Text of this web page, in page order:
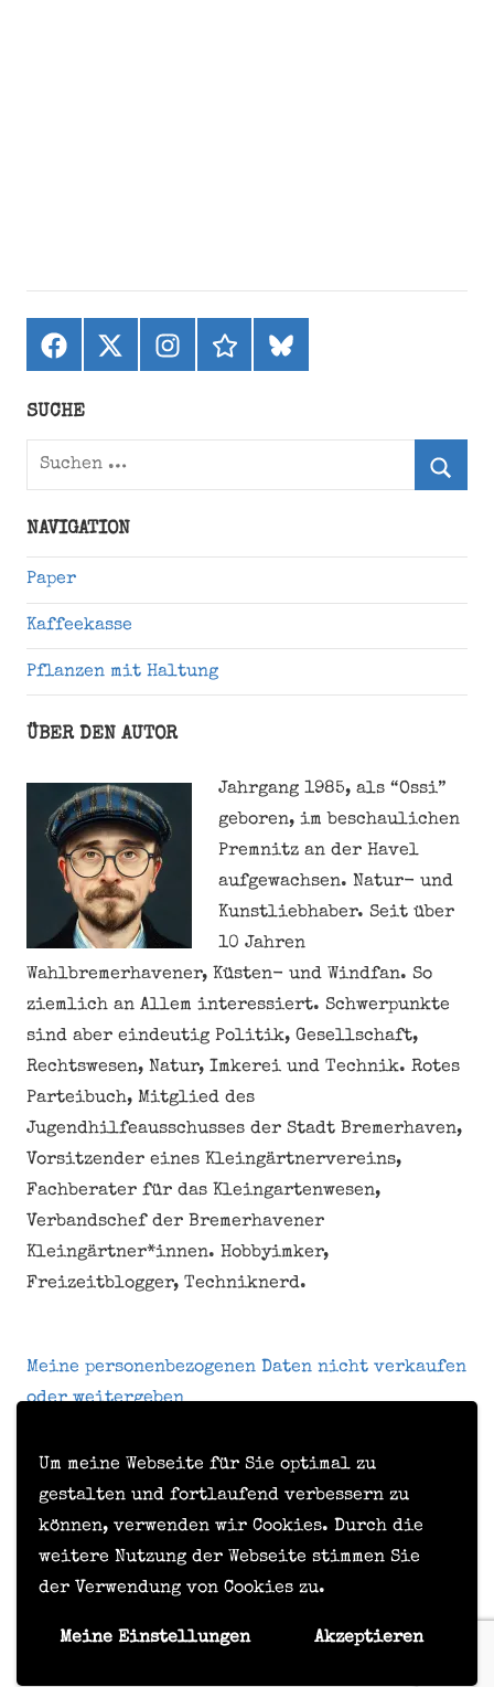
Um meine Webseite für Sie optimal zu
gestalten und fortlaufend verbessern zu
können, verwenden wir Cookies. Durch die
weitere Nutzung der Webseite stimmen Sie
der Verwendung von Cookies zu.
Meine Einstellungen Akzeptieren
Facebook
X
(ehemals
Instagramthreadsbluesky
SUCHE
Suchen
NAVIGATION
Paper
Kaffeekasse
Pflanzen mit Haltung
ÜBER DEN AUTOR
Jahrgang 1985, als “Ossi”
geboren, im beschaulichen
Premnitz an der Havel
aufgewachsen. Natur- und
Kunstliebhaber. Seit über
10 Jahren
Wahlbremerhavener, Küsten- und Windfan. So
ziemlich an Allem interessiert. Schwerpunkte
sind aber eindeutig Politik, Gesellschaft,
Rechtswesen, Natur, Imkerei und Technik. Rotes
Parteibuch, Mitglied des
Jugendhilfeausschusses der Stadt Bremerhaven,
Vorsitzender eines Kleingärtnervereins,
Fachberater für das Kleingartenwesen,
Verbandschef der Bremerhavener
Kleingärtner*innen. Hobbyimker,
Freizeitblogger, Techniknerd.
Meine personenbezogenen Daten nicht verkaufen
oder weitergeben
Impressum